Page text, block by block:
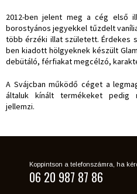
2012-ben jelent meg a cég első
borostyános jegyekkel tűzdelt
több érzéki illat született. Érdekes
ben kiadott hölgyeknek készült
debütáló, férfiakat megcélzó,
A Svájcban működő céget a
általuk kínált termékeket pedig
jellemzi.
Koppintson a telefonszámra, ha
06 20 987 87 86